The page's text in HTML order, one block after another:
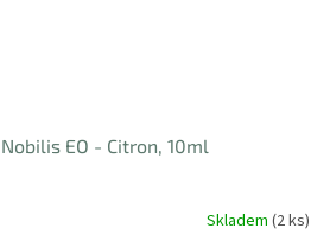
Nobilis EO - Citron, 10ml
Skladem (2 ks)